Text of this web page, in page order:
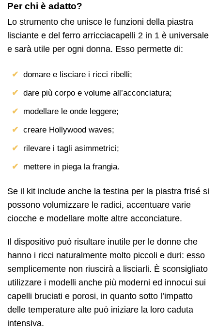
Per chi è adatto?
Lo strumento che unisce le funzioni della piastra
lisciante e del ferro arricciacapelli 2 in 1 è universale
e sarà utile per ogni donna. Esso permette di:
domare e lisciare i ricci ribelli;
dare più corpo e volume all’acconciatura;
modellare le onde leggere;
creare Hollywood waves;
rilevare i tagli asimmetrici;
mettere in piega la frangia.
Se il kit include anche la testina per la piastra frisé si
possono volumizzare le radici, accentuare varie
ciocche e modellare molte altre acconciature.
Il dispositivo può risultare inutile per le donne che
hanno i ricci naturalmente molto piccoli e duri: esso
semplicemente non riuscirà a lisciarli. È sconsigliato
utilizzare i modelli anche più moderni ed innocui sui
capelli bruciati e porosi, in quanto sotto l’impatto
delle temperature alte può iniziare la loro caduta
intensiva.